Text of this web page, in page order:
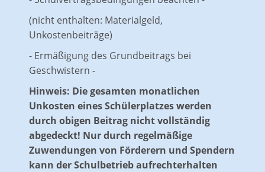
(nicht enthalten: Materialgeld,
Unkostenbeiträge)
- Ermäßigung des Grundbeitrags bei
Geschwistern -
Hinweis: Die gesamten monatlichen
Unkosten eines Schülerplatzes werden
durch obigen Beitrag nicht vollständig
abgedeckt! Nur durch regelmäßige
Zuwendungen von Förderern und Spendern
kann der Schulbetrieb aufrechterhalten